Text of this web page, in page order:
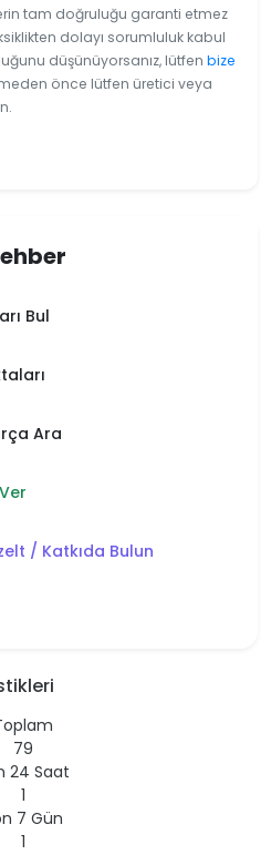
tam doğruluğu garanti etmez
dolayı sorumluluk kabul
düşünüyorsanız, lütfen bize
önce lütfen üretici veya
Bul
Ara
/ Katkıda Bulun
79
24 Saat
1
7 Gün
1